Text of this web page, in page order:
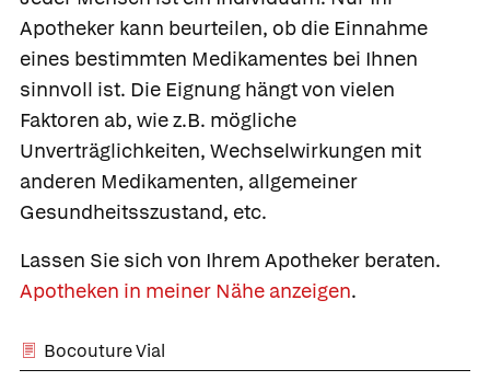
Apotheker kann beurteilen, ob die Einnahme
eines bestimmten Medikamentes bei Ihnen
sinnvoll ist. Die Eignung hängt von vielen
Faktoren ab, wie z.B. mögliche
Unverträglichkeiten, Wechselwirkungen mit
anderen Medikamenten, allgemeiner
Gesundheitsszustand, etc.
Lassen Sie sich von Ihrem Apotheker beraten.
Apotheken in meiner Nähe anzeigen.
Bocouture Vial